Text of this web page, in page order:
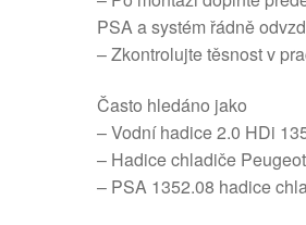
PSA a systém řádně
– Zkontrolujte těsnost v
Často hledáno jako
– Vodní hadice 2.0 HDi
– Hadice chladiče
– PSA 1352.08 hadice